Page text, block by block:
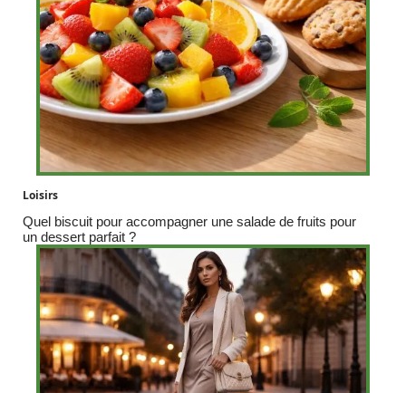
Loisirs
Quel biscuit pour accompagner une salade de fruits pour
un dessert parfait ?